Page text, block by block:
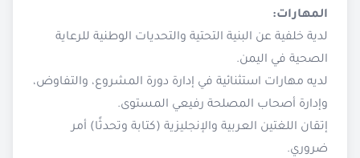
المهارات:
لدية خلفية عن البنية التحتية والتحديات الوطنية للرعاية
الصحية في اليمن.
لديه مهارات استثنائية في إدارة دورة المشروع، والتفاوض،
وإدارة أصحاب المصلحة رفيعي المستوى.
إتقان اللغتين العربية والإنجليزية (كتابة وتحدثًا) أمر
ضروري.